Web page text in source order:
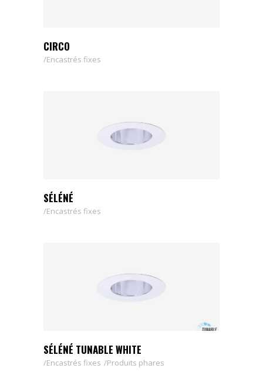
CIRCO
Encastrés fixes
SÉLÉNÉ
Encastrés fixes
SÉLÉNÉ TUNABLE WHITE
Encastrés fixes Produits phares